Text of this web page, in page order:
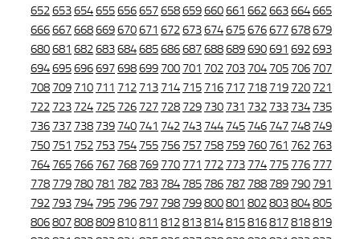
652653654655656657658659660661 662663664665
666667668669670671 672673674675676677678679
680681 682683684685686687688689690691 692693
694695696697698699 700 701 702 703 704 705 706 707
708 709 710 711 712 713 714 715 716 717 718 719 720 721
722 723 724 725 726 727 728 729 730 731 732 733 734 735
736 737 738 739 740 741 742 743 744 745 746 747 748 749
750 751 752 753 754 755 756 757 758 759 760 761 762 763
764 765 766 767 768 769 770 771 772 773 774 775 776 777
778 779 780 781 782 783 784 785 786 787 788 789 790 791
792 793 794 795 796 797 798 799800801 802803804805
806807808809810811 812813814815816817818819